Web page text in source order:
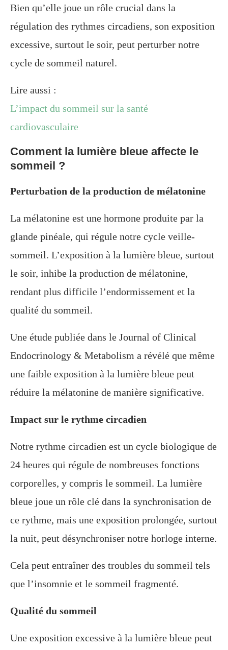
Bien qu’elle joue un rôle crucial dans la
régulation des rythmes circadiens, son exposition
excessive, surtout le soir, peut perturber notre
cycle de sommeil naturel.
Lire aussi :
L’impact du sommeil sur la santé
cardiovasculaire
Comment la lumière bleue affecte le
sommeil ?
Perturbation de la production de mélatonine
La mélatonine est une hormone produite par la
glande pinéale, qui régule notre cycle veille-
sommeil. L’exposition à la lumière bleue, surtout
le soir, inhibe la production de mélatonine,
rendant plus difficile l’endormissement et la
qualité du sommeil.
Une étude publiée dans le Journal of Clinical
Endocrinology & Metabolism a révélé que même
une faible exposition à la lumière bleue peut
réduire la mélatonine de manière significative.
Impact sur le rythme circadien
Notre rythme circadien est un cycle biologique de
24 heures qui régule de nombreuses fonctions
corporelles, y compris le sommeil. La lumière
bleue joue un rôle clé dans la synchronisation de
ce rythme, mais une exposition prolongée, surtout
la nuit, peut désynchroniser notre horloge interne.
Cela peut entraîner des troubles du sommeil tels
que l’insomnie et le sommeil fragmenté.
Qualité du sommeil
Une exposition excessive à la lumière bleue peut